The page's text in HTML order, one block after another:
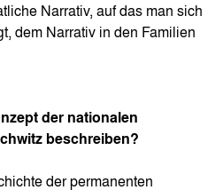
Narrativ, auf das man sich
dem Narrativ in den Familien
der nationalen
beschreiben?
der permanenten